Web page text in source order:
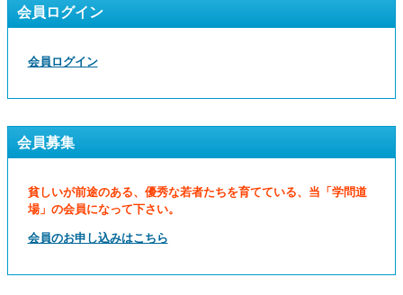
会員ログイン
会員ログイン
会員募集
貧しいが前途のある、優秀な若者たちを育てている、当「学問道
場」の会員になって下さい。
会員のお申し込みはこちら